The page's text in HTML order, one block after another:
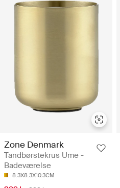
Zone Denmark
Tandbørstekrus Ume -
Badeværelse
8.3X8.3X10.3CM